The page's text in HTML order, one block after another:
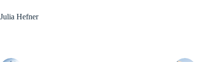
Julia Hefner